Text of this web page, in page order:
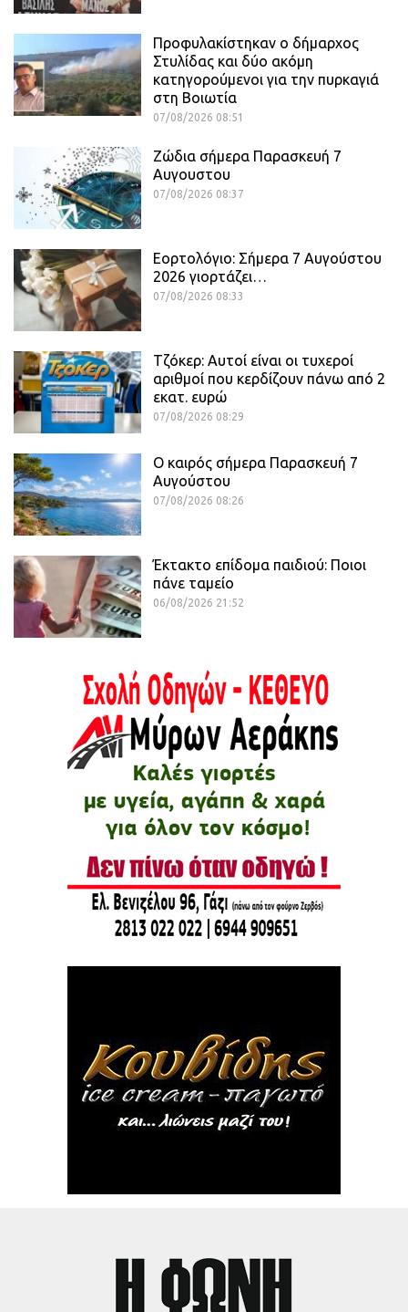
Προφυλακίστηκαν ο δήμαρχος
Στυλίδας και δύο ακόμη
κατηγορούμενοι για την πυρκαγιά
στη Βοιωτία
07/08/2026 08:51
Ζώδια σήμερα Παρασκευή 7
Αυγουστου
07/08/2026 08:37
Εορτολόγιο: Σήμερα 7 Αυγούστου
2026 γιορτάζει…
07/08/2026 08:33
Τζόκερ: Αυτοί είναι οι τυχεροί
αριθμοί που κερδίζουν πάνω από 2
εκατ. ευρώ
07/08/2026 08:29
Ο καιρός σήμερα Παρασκευή 7
Αυγούστου
07/08/2026 08:26
Έκτακτο επίδομα παιδιού: Ποιοι
πάνε ταμείο
06/08/2026 21:52